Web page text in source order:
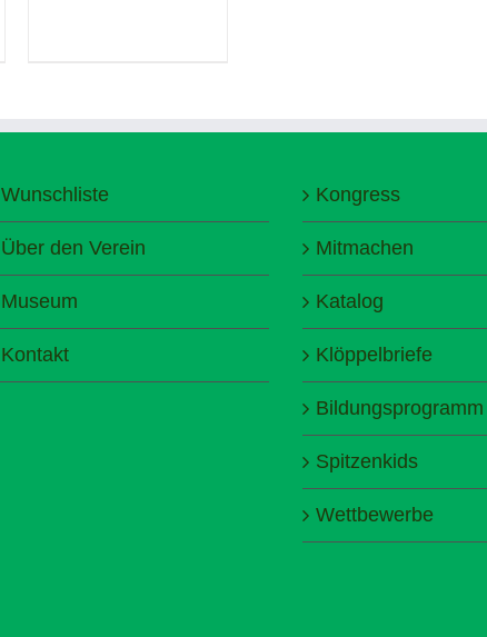
Wunschliste
Über den Verein
Museum
Kontakt
Kongress
Mitmachen
Katalog
Klöppelbriefe
Bildungsprogramm
Spitzenkids
Wettbewerbe